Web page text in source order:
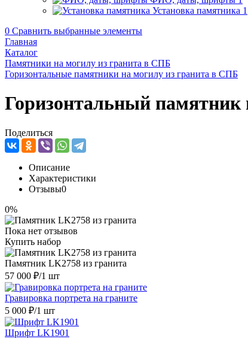
Установка памятника 1
0 Сравнить выбранные элементы
Главная
Каталог
Памятники на могилу из гранита в СПБ
Горизонтальные памятники на могилу из гранита в СПБ
Горизонтальный памятник
Поделиться
Описание
Характеристики
Отзывы0
0%
Пока нет отзывов
Купить набор
Памятник LK2758 из гранита
57 000 ₽/1 шт
Гравировка портрета на граните
5 000 ₽/1 шт
Шрифт LK1901